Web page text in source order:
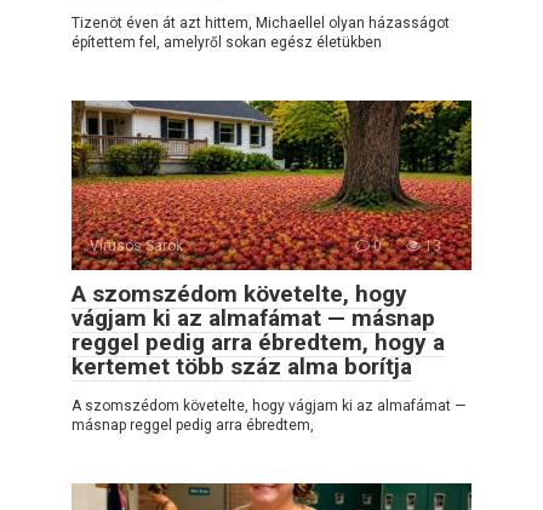
Tizenöt éven át azt hittem, Michaellel olyan házasságot
építettem fel, amelyről sokan egész életükben
Vírusos Sarok 0 13
A szomszédom követelte, hogy
vágjam ki az almafámat — másnap
reggel pedig arra ébredtem, hogy a
kertemet több száz alma borítja
A szomszédom követelte, hogy vágjam ki az almafámat —
másnap reggel pedig arra ébredtem,